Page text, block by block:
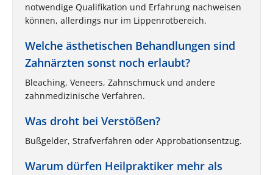
notwendige Qualifikation und Erfahrung nachweisen
können, allerdings nur im Lippenrotbereich.
Welche ästhetischen Behandlungen sind
Zahnärzten sonst noch erlaubt?
Bleaching, Veneers, Zahnschmuck und andere
zahnmedizinische Verfahren.
Was droht bei Verstößen?
Bußgelder, Strafverfahren oder Approbationsentzug.
Warum dürfen Heilpraktiker mehr als